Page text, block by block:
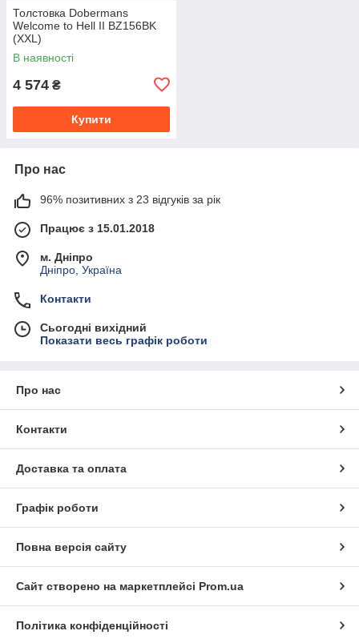
Толстовка Dobermans
Welcome to Hell II BZ156BK
(XXL)
В наявності
4 574 ₴
Купити
Про нас
96% позитивних з 23 відгуків за рік
Працює з 15.01.2018
м. Дніпро
Дніпро, Україна
Контакти
Сьогодні вихідний
Показати весь графік роботи
Про нас
Контакти
Доставка та оплата
Графік роботи
Повна версія сайту
Сайт створено на маркетплейсі Prom.ua
Політика конфіденційності